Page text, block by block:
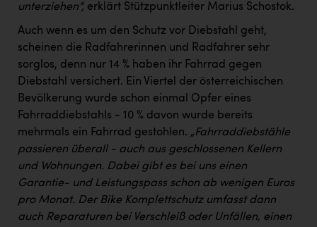
unterziehen“, erklärt Stützpunktleiter Marius Schostok.
Auch wenn es um den Schutz vor Diebstahl geht,
scheinen die Radfahrerinnen und Radfahrer sehr
sorglos, denn nur 14 % haben ihr Fahrrad gegen
Diebstahl versichert. Ein Viertel der österreichischen
Bevölkerung wurde schon einmal Opfer eines
Fahrraddiebstahls - 10 % davon wurde bereits
mehrmals ein Fahrrad gestohlen. „Fahrraddiebstähle
passieren überall - auch aus geschlossenen Kellern
und Wohnungen. Dabei gibt es bei uns einen
Garantie- und Leistungspass schon ab wenigen Euros
pro Monat. Der Bike Komplettschutz umfasst dann
auch Reparaturen bei Verschleiß oder Unfällen, einen